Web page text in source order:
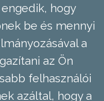
hogy
be és mennyi
a
az Ön
felhasználói
azáltal, hogy a